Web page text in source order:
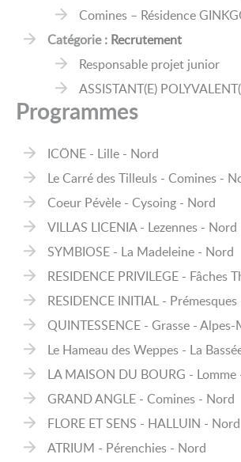
Comines – Résidence
Catégorie : Recrutement
Responsable projet junior
ASSISTANT(E)
Programmes
ICÖNE - Lille - Nord
Le Carré des Tilleuls - Comines -
Coeur Pévèle - Cysoing - Nord
VILLAS LICENIA - Lezennes - Nord
SYMBIOSE - La Madeleine - Nord
RESIDENCE PRIVILEGE - Fâches
RESIDENCE INITIAL -
QUINTESSENCE - Grasse -
Le Hameau des Weppes - La
LA MAISON DU BOURG - Lomme
GRAND ANGLE - Comines - Nord
FLORE ET SENS - HALLUIN - Nord
ATRIUM - Pérenchies - Nord